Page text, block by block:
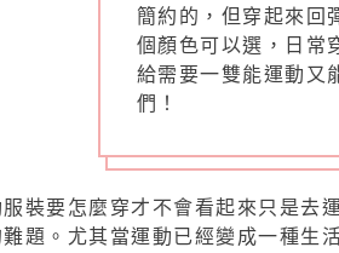
簡約的，但穿起來回
個顏色可以選，日常
給需要一雙能運動又
們！
裝要怎麼穿才不會看起來只是去
題。尤其當運動已經變成一種生